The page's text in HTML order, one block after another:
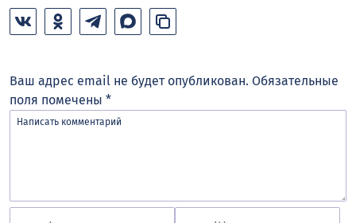
Ваш адрес email не будет опубликован. Обязательные
поля помечены *